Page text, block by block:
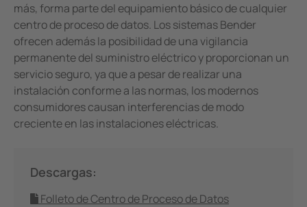
más, forma parte del equipamiento básico de cualquier
centro de proceso de datos. Los sistemas Bender
ofrecen además la posibilidad de una vigilancia
permanente del suministro eléctrico y proporcionan un
servicio seguro, ya que a pesar de realizar una
instalación conforme a las normas, los modernos
consumidores causan interferencias de modo
creciente en las instalaciones eléctricas.
Descargas:
Folleto de Centro de Proceso de Datos